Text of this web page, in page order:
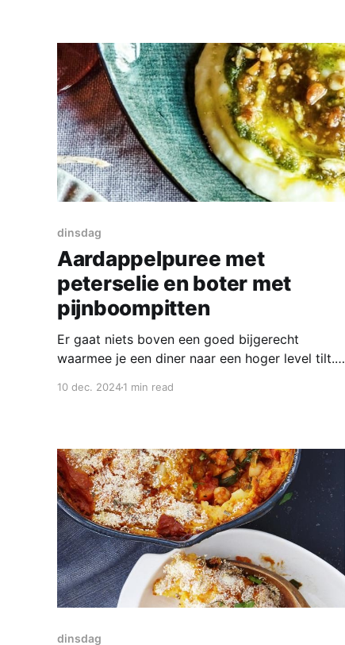
lekker. Parelgort ontstaat door gerstkorrels van
dinsdag
Aardappelpuree met
peterselie en boter met
pijnboompitten
Er gaat niets boven een goed bijgerecht
waarmee je een diner naar een hoger level tilt.
kruimige aardappels makkelijker. Kruimige
aardappels vallen
10 dec. 20241 min read
dinsdag